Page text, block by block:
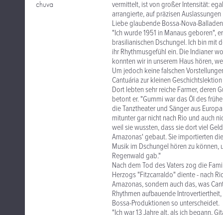
chuva
vermittelt, ist von großer Intensität:
arrangierte, auf präzisen
Liebe glaubende Bossa-Nova-
"Ich wurde 1951 in Manaus geboren",
brasilianischen Dschungel. Ich bin
ihr Rhythmusgefühl ein. Die Indianer
konnten wir in unserem Haus hören,
Um jedoch keine falschen
Cantuária zur kleinen
Dort lebten sehr reiche Farmer, deren
betont er. "Gummi war das Öl des
die Tanztheater und Sänger aus
mitunter gar nicht nach Rio und auch
weil sie wussten, dass sie dort viel
Amazonas' gebaut. Sie importierten
Musik im Dschungel hören zu
Regenwald gab."
Nach dem Tod des Vaters zog die
Herzogs "Fitzcarraldo" diente - nach
Amazonas, sondern auch das, was
Rhythmen aufbauende
Bossa-Produktionen so unterscheidet.
"Ich war 13 Jahre alt, als ich begann,